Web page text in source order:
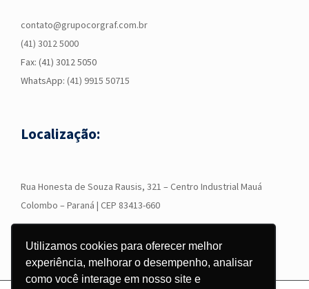
Utilizamos cookies para oferecer melhor
experiência, melhorar o desempenho, analisar
como você interage em nosso site e
contato@grupocorgraf.com.br
(41) 3012 5000
Fax: (41) 3012 5050
WhatsApp: (41) 9915 50715
Localização:
Rua Honesta de Souza Rausis, 321 – Centro Industrial Mauá
Colombo – Paraná | CEP 83413-660